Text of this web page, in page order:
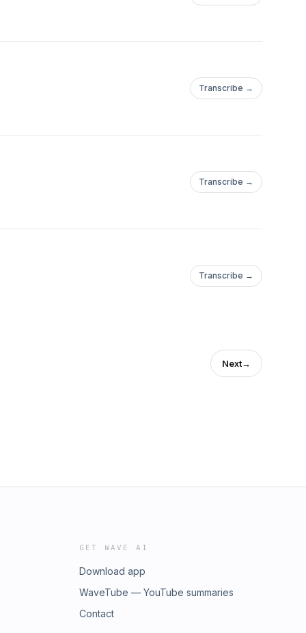
Transcribe →
Transcribe →
Transcribe →
Next→
GET WAVE AI
Download app
WaveTube — YouTube summaries
Contact